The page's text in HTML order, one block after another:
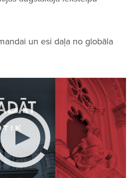
un esi daļa no globāla